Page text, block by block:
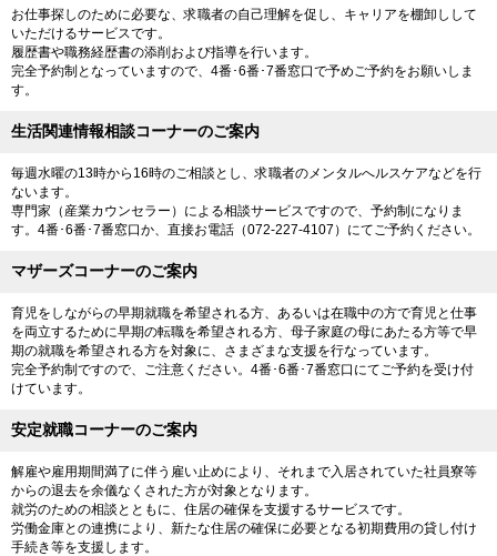
お仕事探しのために必要な、求職者の自己理解を促し、キャリアを棚卸しして
いただけるサービスです。
履歴書や職務経歴書の添削および指導を行います。
完全予約制となっていますので、4番･6番･7番窓口で予めご予約をお願いしま
す。
生活関連情報相談コーナーのご案内
毎週水曜の13時から16時のご相談とし、求職者のメンタルへルスケアなどを行
ないます。
専門家（産業カウンセラー）による相談サービスですので、予約制になりま
す。4番･6番･7番窓口か、直接お電話（072-227-4107）にてご予約ください。
マザーズコーナーのご案内
育児をしながらの早期就職を希望される方、あるいは在職中の方で育児と仕事
を両立するために早期の転職を希望される方、母子家庭の母にあたる方等で早
期の就職を希望される方を対象に、さまざまな支援を行なっています。
完全予約制ですので、ご注意ください。4番･6番･7番窓口にてご予約を受け付
けています。
安定就職コーナーのご案内
解雇や雇用期間満了に伴う雇い止めにより、それまで入居されていた社員寮等
からの退去を余儀なくされた方が対象となります。
就労のための相談とともに、住居の確保を支援するサービスです。
労働金庫との連携により、新たな住居の確保に必要となる初期費用の貸し付け
手続き等を支援します。